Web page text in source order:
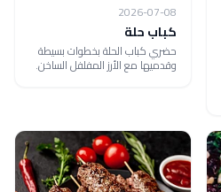
2026-07-08
كباب حلة
حضري كباب الحلة بخطوات بسيطة
وقدميها مع الأرز المفلفل الساخن.